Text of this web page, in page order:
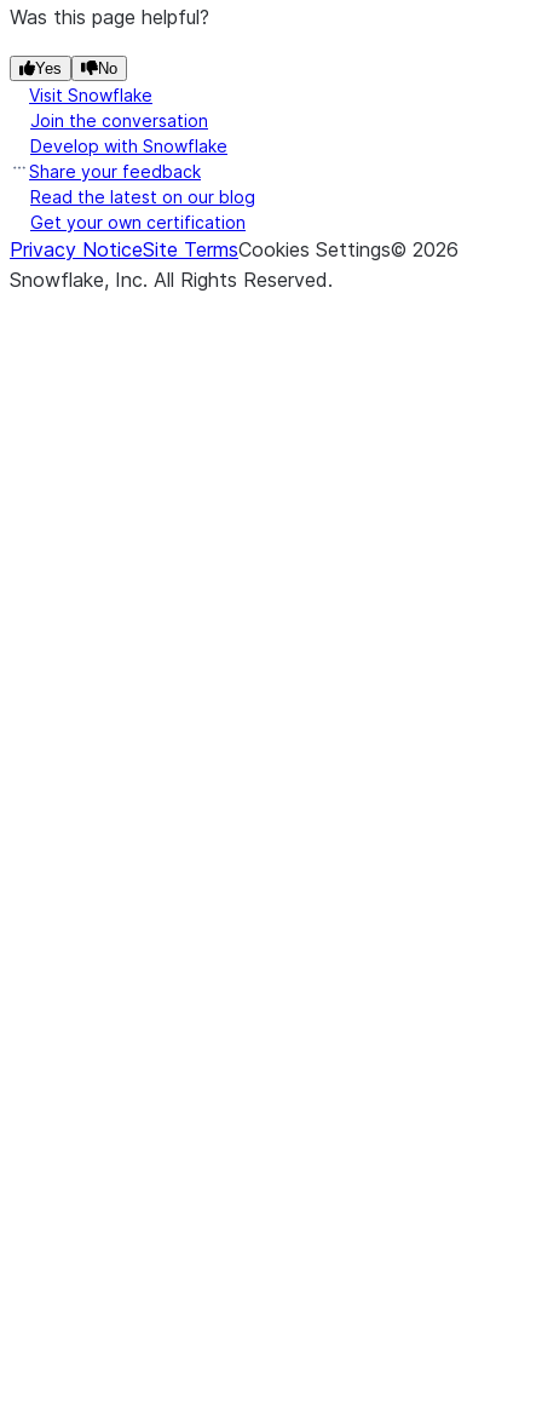
Was this page helpful?
Yes No
Visit Snowflake
Join the conversation
Develop with Snowflake
Share your feedback
Read the latest on our blog
Get your own certification
Privacy NoticeSite TermsCookies Settings© 2026
Snowflake, Inc. All Rights Reserved.